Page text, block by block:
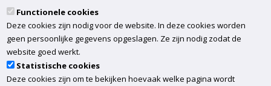
Functionele cookies
Deze cookies zijn nodig voor de website. In deze cookies worden
geen persoonlijke gegevens opgeslagen. Ze zijn nodig zodat de
website goed werkt.
Statistische cookies
Deze cookies zijn om te bekijken hoevaak welke pagina wordt